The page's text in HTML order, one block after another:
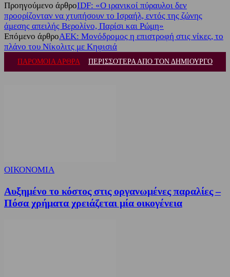
Προηγούμενο άρθροIDF: «Ο ιρανικοί πύραυλοι δεν
προορίζονταν να χτυπήσουν το Ισραήλ, εντός της ζώνης
άμεσης απειλής Βερολίνο, Παρίσι και Ρώμη»
Επόμενο άρθροΑΕΚ: Μονόδρομος η επιστροφή στις νίκες, το
πλάνο του Νίκολιτς με Κηφισιά
ΠΑΡΟΜΟΙΑ ΑΡΘΡΑ ΠΕΡΙΣΣΟΤΕΡΑ ΑΠΟ ΤΟΝ ΔΗΜΙΟΥΡΓΟ
ΟΙΚΟΝΟΜΙΑ
Αυξημένο το κόστος στις οργανωμένες παραλίες –
Πόσα χρήματα χρειάζεται μία οικογένεια